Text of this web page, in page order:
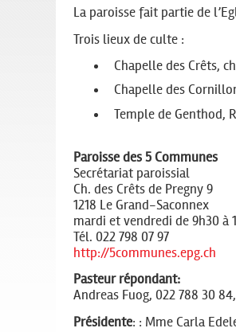
La paroisse fait partie de
Trois lieux de culte :
Chapelle des Crêts,
Chapelle des
Temple de Genthod,
Paroisse des 5 Communes
Secrétariat paroissial
Ch. des Crêts de Pregny 9
1218 Le Grand-Saconnex
mardi et vendredi de 9h30 à
Tél. 022 798 07 97
http://5communes.epg.ch
Pasteur répondant:
Andreas Fuog, 022 788 30
Présidente: : Mme Carla